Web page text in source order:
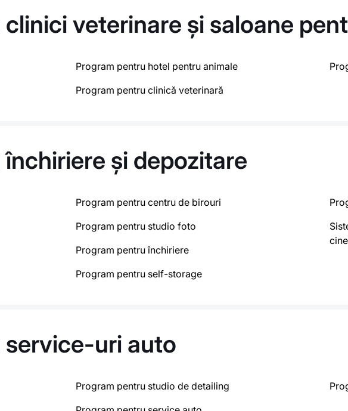
veterinare și saloane
Program pentru hotel pentru animale
Program pentru clinică veterinară
și depozitare
Program pentru centru de birouri
Program pentru studio foto
Program pentru închiriere
Program pentru self-storage
uri auto
Program pentru studio de detailing